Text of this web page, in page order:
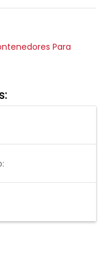
Para